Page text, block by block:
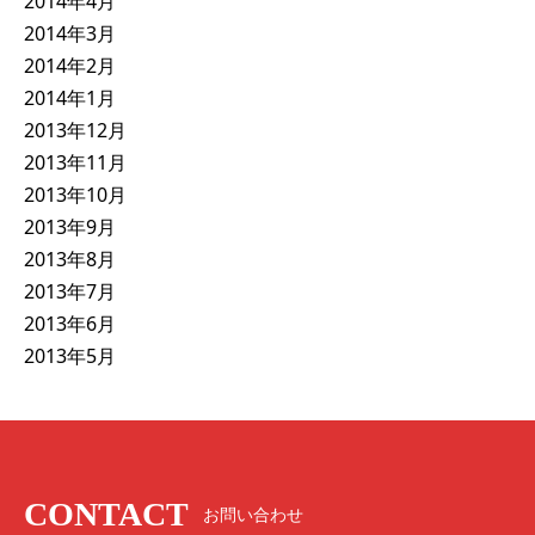
2014年3月
2014年2月
2014年1月
2013年12月
2013年11月
2013年10月
2013年9月
2013年8月
2013年7月
2013年6月
2013年5月
CONTACT お問い合わせ